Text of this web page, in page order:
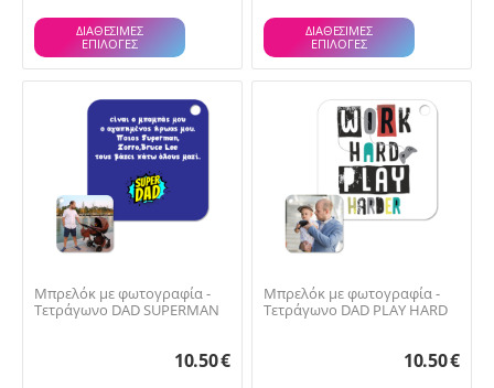
ΔΙΑΘΕΣΙΜΕΣ
ΕΠΙΛΟΓΈΣ
ΔΙΑΘΕΣΙΜΕΣ
ΕΠΙΛΟΓΈΣ
Μπρελόκ με φωτογραφία -
Τετράγωνο DAD SUPERMAN
10.50€
Μπρελόκ με φωτογραφία -
Τετράγωνο DAD PLAY HARD
10.50€